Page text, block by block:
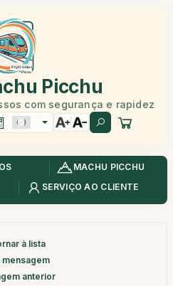
Picchu
com segurança e rapidez
MACHU PICCHU
SERVIÇO AO CLIENTE
à lista
mensagem
anterior